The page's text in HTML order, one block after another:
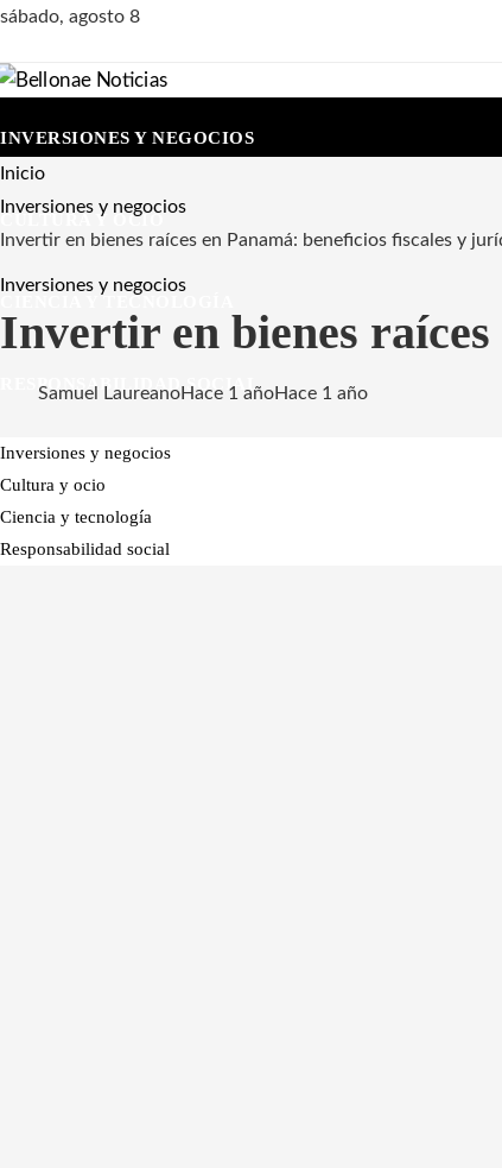
sábado, agosto 8
INVERSIONES Y NEGOCIOS
CULTURA Y OCIO
RESPONSABILIDAD SOCIAL
Inversiones y negocios
Cultura y ocio
Ciencia y tecnología
Responsabilidad social
Inicio
Inversiones y negocios
Invertir en bienes raíces en Panamá: beneficios fiscales y
Inversiones y negocios
Invertir en bienes
Samuel LaureanoHace 1 añoHace 1 año